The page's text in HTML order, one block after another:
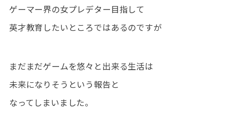
ゲーマー界の女プレデター目指して
英才教育したいところではあるのですが
まだまだゲームを悠々と出来る生活は
未来になりそうという報告と
なってしまいました。